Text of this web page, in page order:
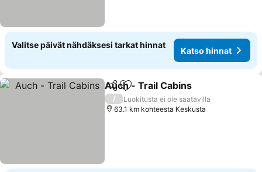
Valitse päivät nähdäksesi tarkat hinnat
Katso hinnat
Jaa Lisää suosikkeihin
Auch - Trail Cabins
/
Luokitusta ei ole saatavilla
63.1 km kohteesta Keskusta